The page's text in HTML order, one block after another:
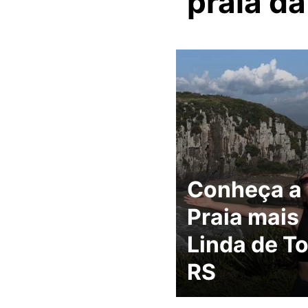
Conheça a
Praia mais
Linda de
RS